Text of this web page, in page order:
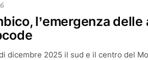
l’emergenza
dicembre 2025 il sud e il centro del